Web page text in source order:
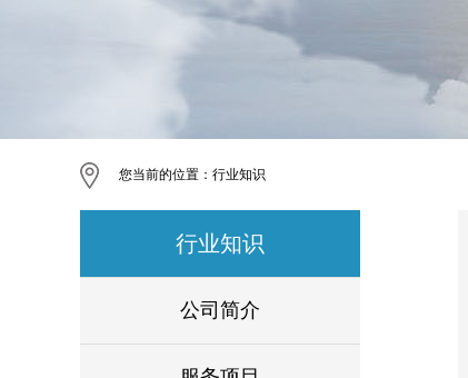
您当前的位置： 行业知识
行业知识
公司简介